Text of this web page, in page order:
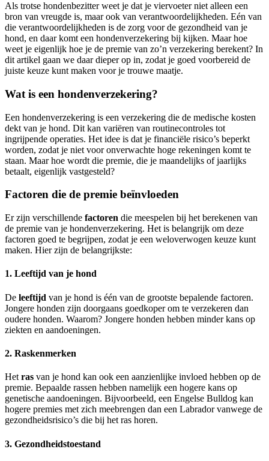
Als trotse hondenbezitter weet je dat je viervoeter niet alleen een
bron van vreugde is, maar ook van verantwoordelijkheden. Eén van
die verantwoordelijkheden is de zorg voor de gezondheid van je
hond, en daar komt een hondenverzekering bij kijken. Maar hoe
weet je eigenlijk hoe je de premie van zo’n verzekering berekent? In
dit artikel gaan we daar dieper op in, zodat je goed voorbereid de
juiste keuze kunt maken voor je trouwe maatje.
Wat is een hondenverzekering?
Een hondenverzekering is een verzekering die de medische kosten
dekt van je hond. Dit kan variëren van routinecontroles tot
ingrijpende operaties. Het idee is dat je financiële risico’s beperkt
worden, zodat je niet voor onverwachte hoge rekeningen komt te
staan. Maar hoe wordt die premie, die je maandelijks of jaarlijks
betaalt, eigenlijk vastgesteld?
Factoren die de premie beïnvloeden
Er zijn verschillende factoren die meespelen bij het berekenen van
de premie van je hondenverzekering. Het is belangrijk om deze
factoren goed te begrijpen, zodat je een weloverwogen keuze kunt
maken. Hier zijn de belangrijkste:
1. Leeftijd van je hond
De leeftijd van je hond is één van de grootste bepalende factoren.
Jongere honden zijn doorgaans goedkoper om te verzekeren dan
oudere honden. Waarom? Jongere honden hebben minder kans op
ziekten en aandoeningen.
2. Raskenmerken
Het ras van je hond kan ook een aanzienlijke invloed hebben op de
premie. Bepaalde rassen hebben namelijk een hogere kans op
genetische aandoeningen. Bijvoorbeeld, een Engelse Bulldog kan
hogere premies met zich meebrengen dan een Labrador vanwege de
gezondheidsrisico’s die bij het ras horen.
3. Gezondheidstoestand